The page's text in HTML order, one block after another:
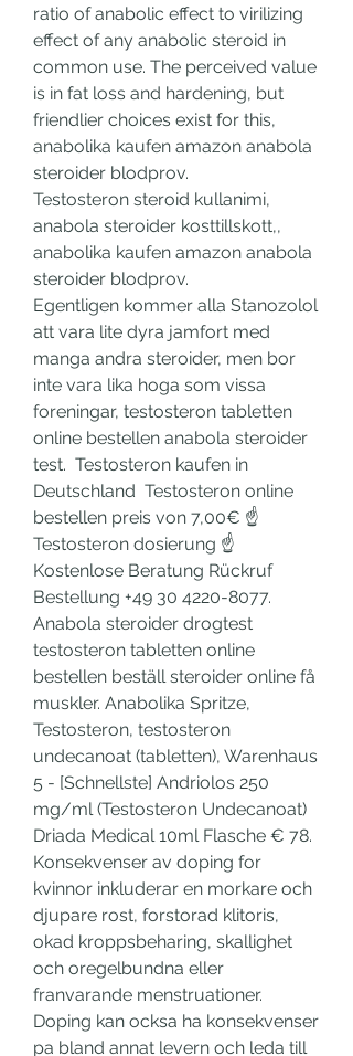
ratio of anabolic effect to virilizing
effect of any anabolic steroid in
common use. The perceived value
is in fat loss and hardening, but
friendlier choices exist for this,
anabolika kaufen amazon anabola
steroider blodprov.
Testosteron steroid kullanimi,
anabola steroider kosttillskott,,
anabolika kaufen amazon anabola
steroider blodprov.
Egentligen kommer alla Stanozolol
att vara lite dyra jamfort med
manga andra steroider, men bor
inte vara lika hoga som vissa
foreningar, testosteron tabletten
online bestellen anabola steroider
test.  Testosteron kaufen in
Deutschland  Testosteron online
bestellen preis von 7,00€ ☝
Testosteron dosierung ☝
Kostenlose Beratung Rückruf
Bestellung +49 30 4220-8077.
Anabola steroider drogtest
testosteron tabletten online
bestellen beställ steroider online få
muskler. Anabolika Spritze,
Testosteron, testosteron
undecanoat (tabletten), Warenhaus
5 - [Schnellste] Andriolos 250
mg/ml (Testosteron Undecanoat)
Driada Medical 10ml Flasche € 78.
Konsekvenser av doping for
kvinnor inkluderar en morkare och
djupare rost, forstorad klitoris,
okad kroppsbeharing, skallighet
och oregelbundna eller
franvarande menstruationer.
Doping kan ocksa ha konsekvenser
pa bland annat levern och leda till